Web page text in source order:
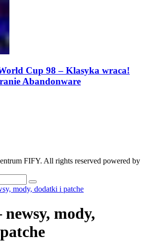
Cup 98 – Klasyka wraca!
Abandonware
FIFY. All rights reserved powered by
mody, dodatki i patche
mody,